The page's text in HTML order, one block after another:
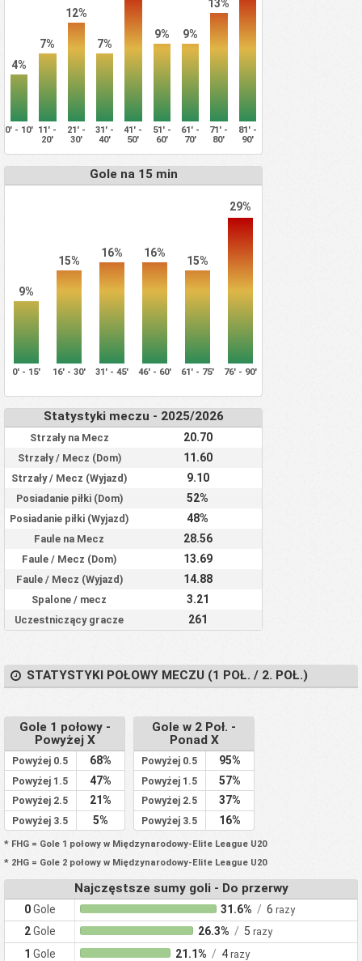
4%
7%
12%
7%
9% 9%
13%
0' - 10' 11' -
20'
21' -
30'
31' -
40'
41' -
50'
51' -
60'
61' -
70'
71' -
80'
81' -
90'
Gole na 15 min
9%
15%
16% 16%
15%
29%
0' - 15' 16' - 30' 31' - 45' 46' - 60' 61' - 75' 76' - 90'
Statystyki meczu - 2025/2026
Strzały na Mecz 20.70
Strzały / Mecz (Dom) 11.60
Strzały / Mecz (Wyjazd) 9.10
Posiadanie piłki (Dom) 52%
Posiadanie piłki (Wyjazd) 48%
Faule na Mecz 28.56
Faule / Mecz (Dom) 13.69
Faule / Mecz (Wyjazd) 14.88
Spalone / mecz 3.21
Uczestniczący gracze 261
STATYSTYKI POŁOWY MECZU (1 POŁ. / 2. POŁ.)
Gole 1 połowy -
Powyżej X
Powyżej 0.5 68%
Powyżej 1.5 47%
Powyżej 2.5 21%
Powyżej 3.5 5%
Gole w 2 Poł. -
Ponad X
Powyżej 0.5 95%
Powyżej 1.5 57%
Powyżej 2.5 37%
Powyżej 3.5 16%
* FHG = Gole 1 połowy w Międzynarodowy-Elite League U20
* 2HG = Gole 2 połowy w Międzynarodowy-Elite League U20
Najczęstsze sumy goli - Do przerwy
0Gole 31.6% / 6razy
2Gole 26.3% / 5razy
1 Gole 21.1% / 4 razy